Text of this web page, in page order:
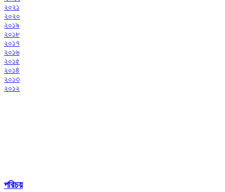
২০২১
২০২০
২০১৯
২০১৮
২০১৭
২০১৬
২০১৫
২০১৪
২০১৩
২০১২
পরিচয়